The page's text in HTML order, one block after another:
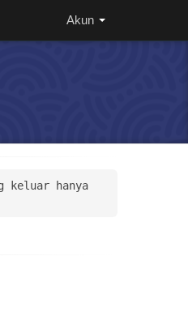
Akun
keluar hanya